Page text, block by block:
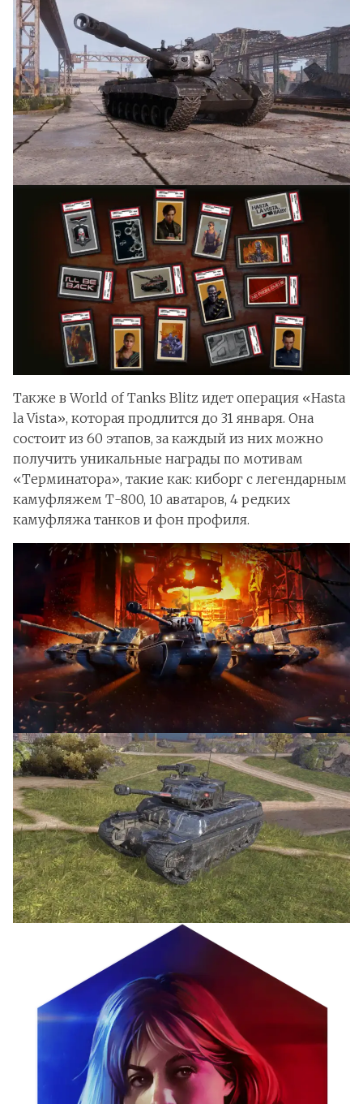
Также в World of Tanks Blitz идет операция «Hasta
la Vista», которая продлится до 31 января. Она
состоит из 60 этапов, за каждый из них можно
получить уникальные награды по мотивам
«Терминатора», такие как: киборг с легендарным
камуфляжем Т-800, 10 аватаров, 4 редких
камуфляжа танков и фон профиля.